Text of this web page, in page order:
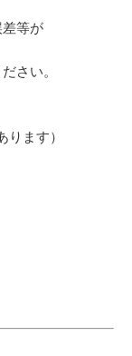
等が
さい。
ます）